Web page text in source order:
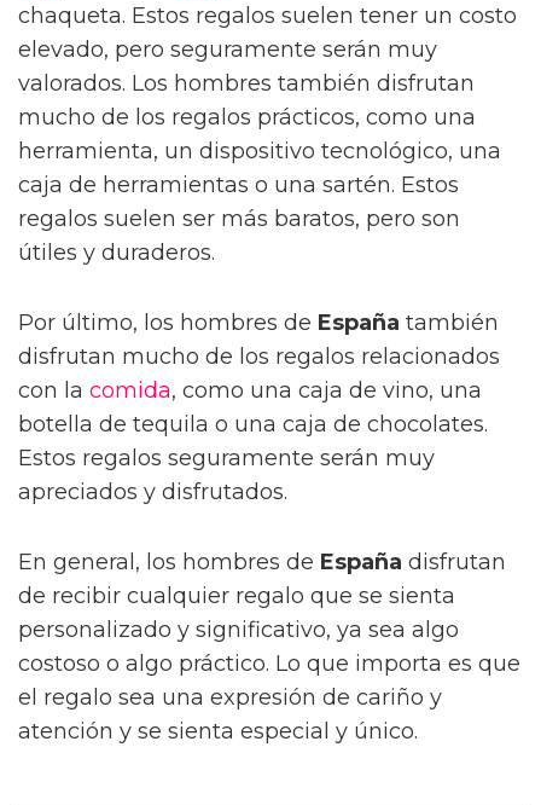
chaqueta. Estos regalos suelen tener un costo
elevado, pero seguramente serán muy
valorados. Los hombres también disfrutan
mucho de los regalos prácticos, como una
herramienta, un dispositivo tecnológico, una
caja de herramientas o una sartén. Estos
regalos suelen ser más baratos, pero son
útiles y duraderos.
Por último, los hombres de España también
disfrutan mucho de los regalos relacionados
con la comida, como una caja de vino, una
botella de tequila o una caja de chocolates.
Estos regalos seguramente serán muy
apreciados y disfrutados.
En general, los hombres de España disfrutan
de recibir cualquier regalo que se sienta
personalizado y significativo, ya sea algo
costoso o algo práctico. Lo que importa es que
el regalo sea una expresión de cariño y
atención y se sienta especial y único.